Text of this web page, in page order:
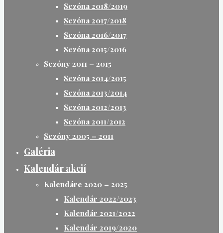
Sezóna 2018/2019
Sezóna 2017/2018
Sezóna 2016/2017
Sezóna 2015/2016
Sezóny 2011 – 2015
Sezóna 2014/2015
Sezóna 2013/2014
Sezóna 2012/2013
Sezóna 2011/2012
Sezóny 2005 – 2011
Galéria
Kalendár akcií
Kalendáre 2020 – 2025
Kalendár 2022/2023
Kalendár 2021/2022
Kalendár 2019/2020